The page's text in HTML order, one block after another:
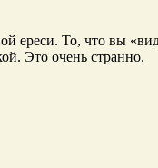
ереси. То, что вы
Это очень странно.